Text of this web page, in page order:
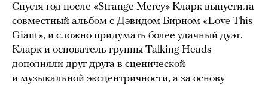
Спустя год после «Strange Mercy» Кларк выпустила
совместный альбом с Дэвидом Бирном «Love This
Giant», и сложно придумать более удачный дуэт.
Кларк и основатель группы Talking Heads
дополняли друг друга в сценической
и музыкальной эксцентричности, а за основу